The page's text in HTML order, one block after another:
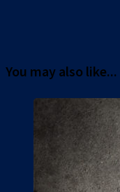
You may also like...